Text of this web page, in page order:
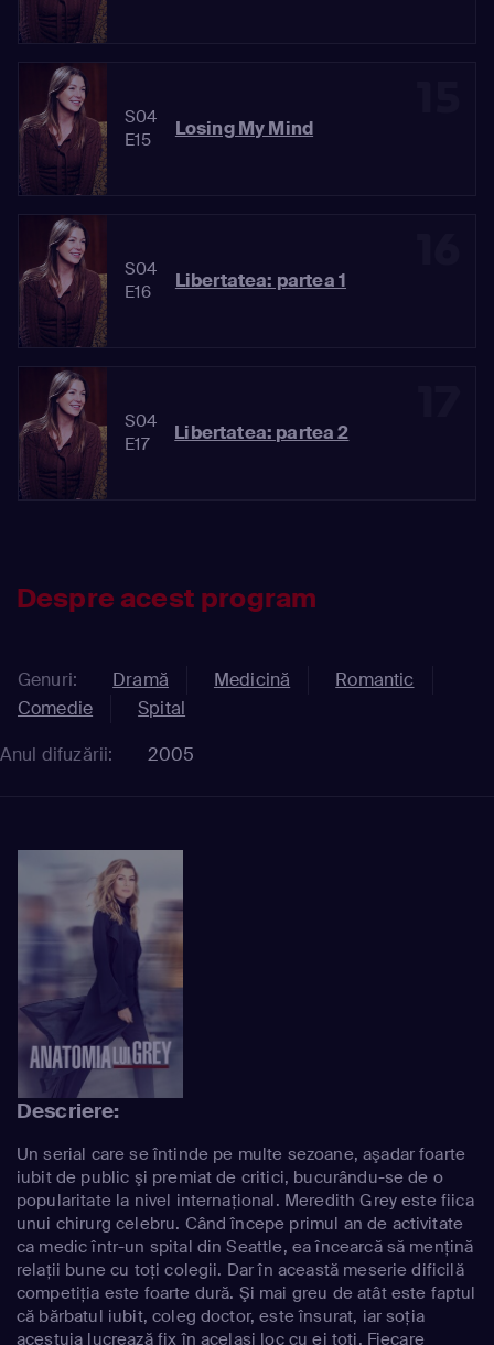
S04
E15
Losing My Mind
S04
E16
Libertatea: partea 1
S04
E17
Libertatea: partea 2
Despre acest program
Genuri: Dramă Medicină
Romantic
Comedie
Spital
Anul difuzării:
2005
Descriere:
Un serial care se întinde pe multe sezoane, aşadar foarte
iubit de public şi premiat de critici, bucurându-se de o
popularitate la nivel internaţional. Meredith Grey este fiica
unui chirurg celebru. Când începe primul an de activitate
ca medic într-un spital din Seattle, ea încearcă să menţină
relaţii bune cu toţi colegii. Dar în această meserie dificilă
competiţia este foarte dură. Şi mai greu de atât este faptul
că bărbatul iubit, coleg doctor, este însurat, iar soţia
acestuia lucrează fix în acelaşi loc cu ei toţi. Fiecare